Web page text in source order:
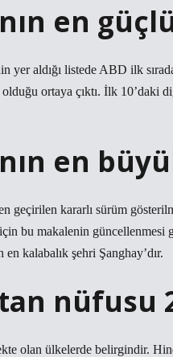
en
yer aldığı listede ABD ilk
olduğu ortaya çıktı. İlk
en
geçirilen kararlı sürüm
bu makalenin güncellenmesi
en kalabalık şehri Şanghay’dır.
nüfusu
olan ülkelerde belirgindir.